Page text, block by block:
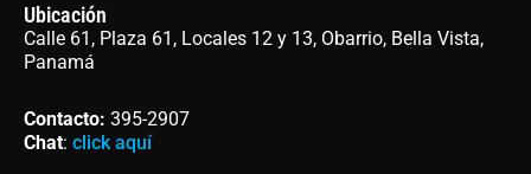
Ubicación
Calle 61, Plaza 61, Locales 12 y 13, Obarrio, Bella Vista,
Panamá
Contacto: 395-2907
Chat: click aquí